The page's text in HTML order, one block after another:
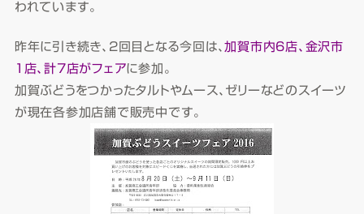
われています。
昨年に引き続き、2回目となる今回は、加賀市内6店、金沢市
1店、計7店がフェアに参加。
加賀ぶどうをつかったタルトやムース、ゼリーなどのスイーツ
が現在各参加店舗で販売中です。